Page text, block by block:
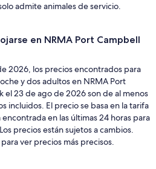
admite animales de servicio.
en NRMA Port Campbell
2026, los precios encontrados para
y dos adultos en NRMA Port
el 23 de ago de 2026 son de al menos
incluidos. El precio se basa en la tarifa
en las últimas 24 horas para
precios están sujetos a cambios.
para ver precios más precisos.